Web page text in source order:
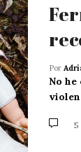
Por
No he
5